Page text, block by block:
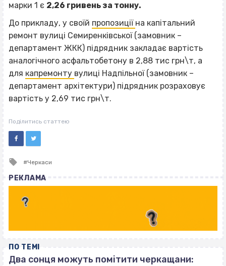
марки 1 є 2,26 гривень за тонну.
До прикладу, у своїй пропозиції на капітальний
ремонт вулиці Семиренківської (замовник –
департамент ЖКК) підрядник закладає вартість
аналогічного асфальтобетону в 2,88 тис грн\т, а
для капремонту вулиці Надпільної (замовник –
департамент архітектури) підрядник розраховує
вартість у 2,69 тис грн\т.
Поділитись статтею
Tagged
Черкаси
РЕКЛАМА
ПО ТЕМІ
Два сонця можуть помітити черкащани: